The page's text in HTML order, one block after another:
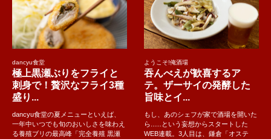
dancyu食堂
極上黒瀬ぶりをフライと
刺身で！贅沢なフライ3種
盛り...
dancyu食堂の夏メニューといえば、
一年中いつでも旬のおいしさを味わえ
る養殖ブリの最高峰「完全養殖 黒瀬
ようこそ!俺酒場
吞んべえが歓喜するア
テ。ザーサイの発酵した
旨味とイ...
もし、あのシェフが家で酒場を開いた
ら......という妄想からスタートした
WEB連載。3人目は、鎌倉「オステ